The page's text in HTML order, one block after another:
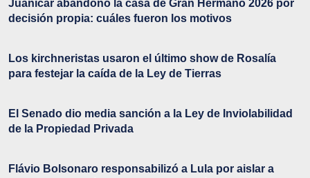
Juanicar abandonó la casa de Gran Hermano 2026 por
decisión propia: cuáles fueron los motivos
Los kirchneristas usaron el último show de Rosalía
para festejar la caída de la Ley de Tierras
El Senado dio media sanción a la Ley de Inviolabilidad
de la Propiedad Privada
Flávio Bolsonaro responsabilizó a Lula por aislar a